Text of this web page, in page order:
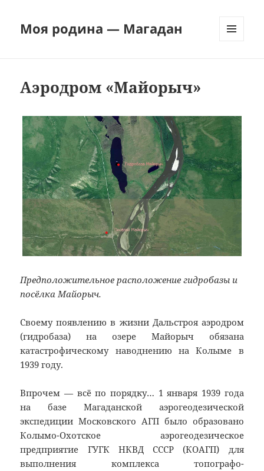
Моя родина — Магадан
Аэродром «Майорыч»
Предположительное расположение гидробазы и
посёлка Майорыч.
Своему появлению в жизни Дальстроя аэродром
(гидробаза) на озере Майорыч обязана
катастрофическому наводнению на Колыме в
1939 году.
Впрочем — всё по порядку… 1 января 1939 года
на базе Магаданской аэрогеодезической
экспедиции Московского АГП было образовано
Колымо-Охотское аэрогеодезическое
предприятие ГУГКНКВД СССР (КОАГП) для
выполнения комплекса топографо-